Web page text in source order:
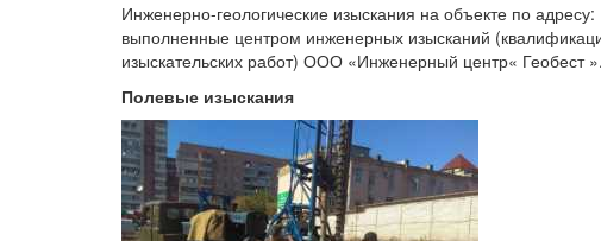
Инженерно-геологические изыскания на объекте по
выполненные центром инженерных изысканий
изыскательских работ) ООО «Инженерный центр« Геобест ».
Полевые изыскания